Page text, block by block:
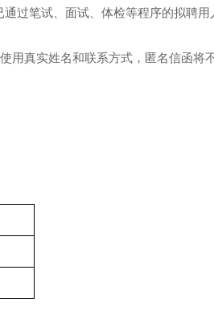
过笔试、面试、体检等程序的拟聘用
用真实姓名和联系方式，匿名信函将